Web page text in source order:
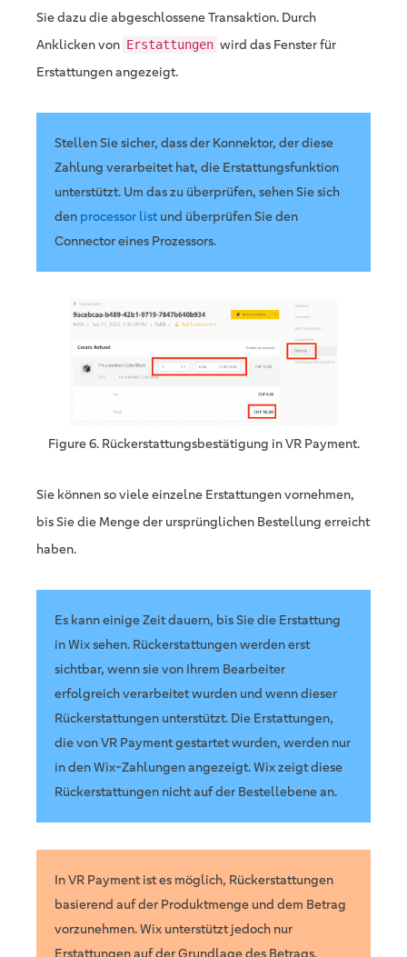
Sie dazu die abgeschlossene Transaktion. Durch
Anklicken von Erstattungen wird das Fenster für
Erstattungen angezeigt.
Stellen Sie sicher, dass der Konnektor, der diese
Zahlung verarbeitet hat, die Erstattungsfunktion
unterstützt. Um das zu überprüfen, sehen Sie sich
den processor list und überprüfen Sie den
Connector eines Prozessors.
Figure 6. Rückerstattungsbestätigung in VR Payment.
Sie können so viele einzelne Erstattungen vornehmen,
bis Sie die Menge der ursprünglichen Bestellung erreicht
haben.
Es kann einige Zeit dauern, bis Sie die Erstattung
in Wix sehen. Rückerstattungen werden erst
sichtbar, wenn sie von Ihrem Bearbeiter
erfolgreich verarbeitet wurden und wenn dieser
Rückerstattungen unterstützt. Die Erstattungen,
die von VR Payment gestartet wurden, werden nur
in den Wix-Zahlungen angezeigt. Wix zeigt diese
Rückerstattungen nicht auf der Bestellebene an.
In VR Payment ist es möglich, Rückerstattungen
basierend auf der Produktmenge und dem Betrag
vorzunehmen. Wix unterstützt jedoch nur
Erstattungen auf der Grundlage des Betrags.